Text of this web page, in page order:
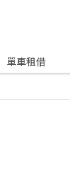
單車租借